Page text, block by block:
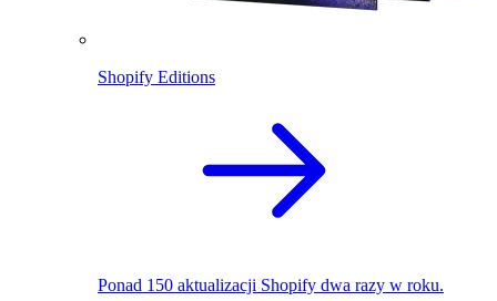
Shopify Editions
Ponad 150 aktualizacji Shopify dwa razy w roku.